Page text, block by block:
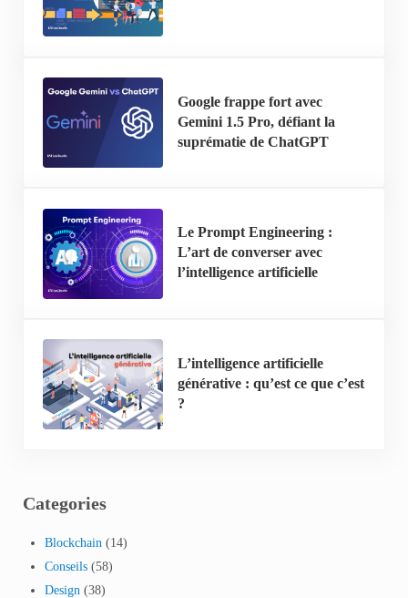
Google frappe fort avec
Gemini 1.5 Pro, défiant la
suprématie de ChatGPT
Le Prompt Engineering :
L’art de converser avec
l’intelligence artificielle
L’intelligence artificielle
générative : qu’est ce que c’est
?
Categories
Blockchain (14)
Conseils (58)
Design (38)